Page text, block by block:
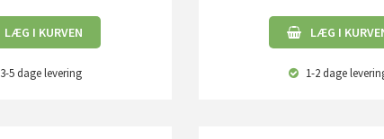
LÆG I KURVEN
3-5 dagelevering
LÆG I
1-2 dage